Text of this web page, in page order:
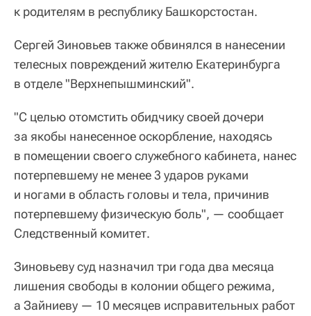
к родителям в республику Башкорстостан.
Сергей Зиновьев также обвинялся в нанесении
телесных повреждений жителю Екатеринбурга
в отделе "Верхнепышминский".
"С целью отомстить обидчику своей дочери
за якобы нанесенное оскорбление, находясь
в помещении своего служебного кабинета, нанес
потерпевшему не менее 3 ударов руками
и ногами в область головы и тела, причинив
потерпевшему физическую боль", — сообщает
Следственный комитет.
Зиновьеву суд назначил три года два месяца
лишения свободы в колонии общего режима,
а Зайниеву — 10 месяцев исправительных работ